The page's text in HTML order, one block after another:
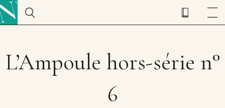
L’Ampoule hors-série n°
6